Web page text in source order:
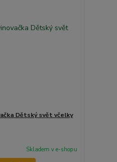
Dětský svět včelky
Skladem v e-shopu